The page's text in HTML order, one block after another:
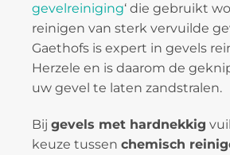
gevelreiniging‘ die gebruikt
reinigen van sterk vervuilde
Gaethofs is expert in gevels
Herzele en is daarom de
uw gevel te laten zandstralen.
Bij gevels met hardnekkig
keuze tussen chemisch